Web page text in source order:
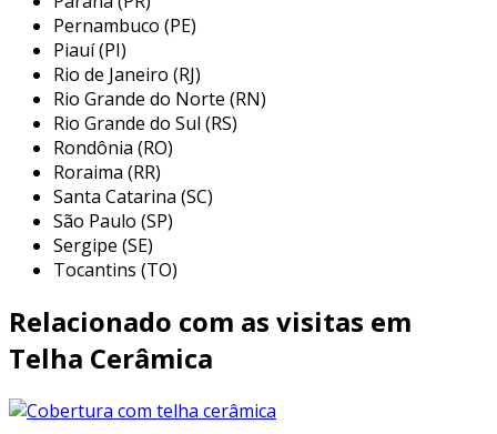
as telhas paulistinha se destacam por uma
série de características que conferem
vantagens comparativas em relação a outros
tipos de cobertura. entre os principais
benefícios, podemos citar:
drenagem eficiente:
permite que a água da chuva escoe
rapidamente, evitando acúmulo e
problemas como infiltrações.
sua composição proporciona um bom
isolamento térmico, ajudando a manter a
temperatura interna da construção mais
Pernambuco (PE)
Piauí (PI)
Rio de Janeiro (RJ)
Rio Grande do Norte (RN)
Rio Grande do Sul (RS)
Rondônia (RO)
Roraima (RR)
Santa Catarina (SC)
São Paulo (SP)
Sergipe (SE)
Tocantins (TO)
Relacionado com as visitas em
Telha Cerâmica